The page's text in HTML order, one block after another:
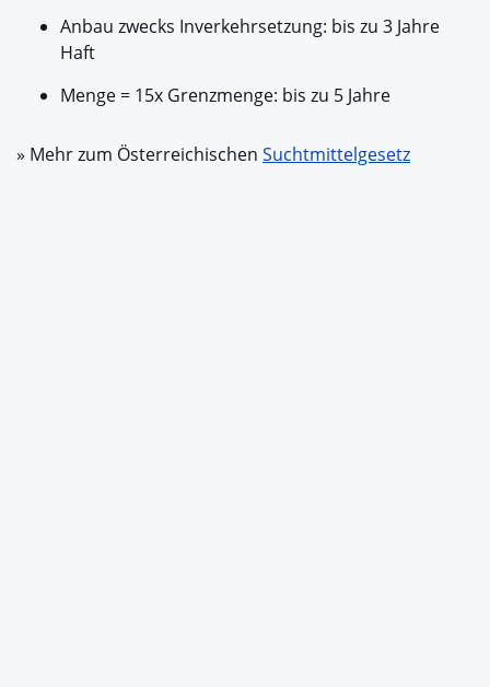
Anbau zwecks Inverkehrsetzung: bis zu 3 Jahre
Haft
Menge = 15x Grenzmenge: bis zu 5 Jahre
» Mehr zum Österreichischen Suchtmittelgesetz